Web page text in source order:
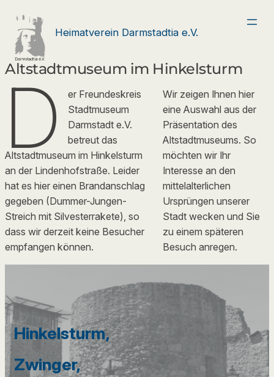
springen
Heimatverein Darmstadtia e.V.
Altstadtmuseum im Hinkelsturm
D
er Freundeskreis
Stadtmuseum
Darmstadt e.V.
betreut das
Altstadtmuseum im Hinkelsturm
an der Lindenhofstraße. Leider
hat es hier einen Brandanschlag
gegeben (Dummer-Jungen-
Streich mit Silvesterrakete), so
dass wir derzeit keine Besucher
empfangen können.
Wir zeigen Ihnen hier
eine Auswahl aus der
Präsentation des
Altstadtmuseums. So
möchten wir Ihr
Interesse an den
mittelalterlichen
Ursprüngen unserer
Stadt wecken und Sie
zu einem späteren
Besuch anregen.
Hinkelsturm,
Zwinger,